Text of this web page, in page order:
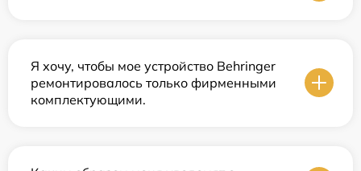
Я хочу, чтобы мое устройство Behringer
ремонтировалось только фирменными
комплектующими.